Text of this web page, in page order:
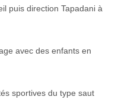
puis direction Tapadani à
avec des enfants en
sportives du type saut